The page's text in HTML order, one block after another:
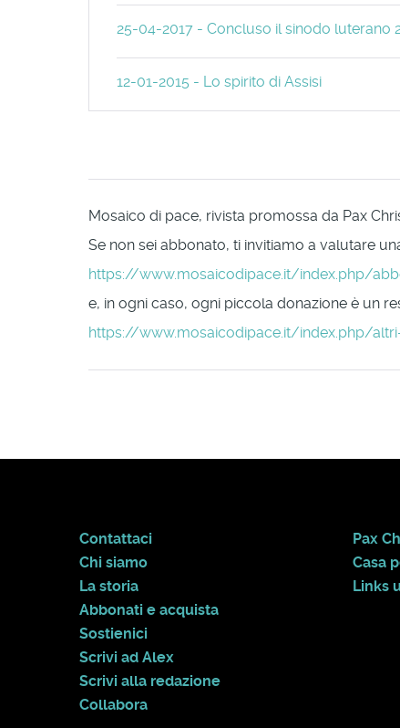
25-04-2017 - Concluso il sinodo luterano
12-01-2015 - Lo spirito di Assisi
Mosaico di pace, rivista promossa da Pax
Se non sei abbonato, ti invitiamo a valutare
https://www.mosaicodipace.it/index.php/
e, in ogni caso, ogni piccola donazione è un
https://www.mosaicodipace.it/index.php/
Contattaci
Chi siamo
La storia
Abbonati e acquista
Sostienici
Scrivi ad Alex
Scrivi alla redazione
Collabora
Pax
Casa
Links